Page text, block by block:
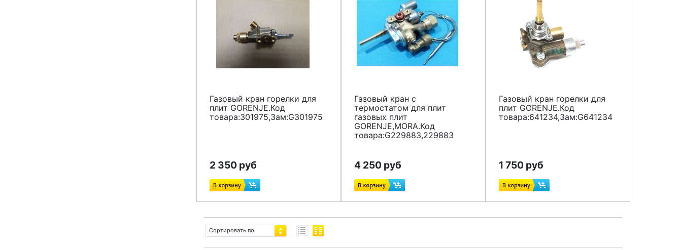
Газовый кран горелки для
плит GORENJE.Код
товара:301975,Зам:G301975
2 350 руб
Газовый кран с
термостатом для плит
газовых плит
GORENJE,MORA.Код
товара:G229883,229883
4 250 руб
Газовый кран горелки для
плит GORENJE.Код
товара:641234,Зам:G641234
1 750 руб
Сортировать по